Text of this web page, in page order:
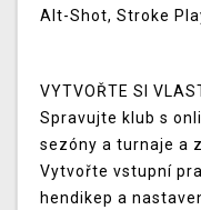
Alt-Shot, Stroke
VYTVOŘTE SI
Spravujte klub s
sezóny a turnaje a
Vytvořte vstupní
hendikep a